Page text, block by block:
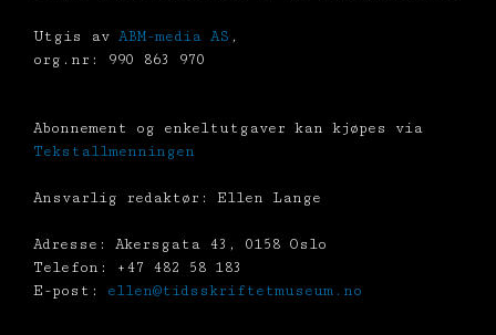
Utgis av ABM-media AS ,
org.nr: 990 863 970
Abonnement og enkeltutgaver kan kjøpes via
Tekstallmenningen
Ansvarlig redaktør: Ellen Lange
Adresse: Akersgata 43, 0158 Oslo
Telefon: +47 482 58 183
E-post: ellen@tidsskriftetmuseum.no